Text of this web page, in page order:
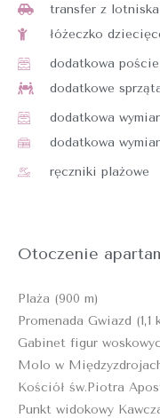
transfer z lotniska
łóżeczko
dodatkowa
dodatkowe
dodatkowa
dodatkowa
ręczniki plażowe
Otoczenie
Plaża (900 m)
Promenada Gwiazd (1,1
Gabinet figur
Molo w
Kościół św.Piotra
Punkt widokowy